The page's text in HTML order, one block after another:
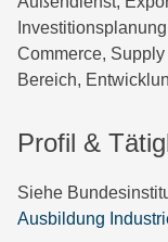
Commerce,
Bereich,
Profil &
Siehe
Ausbildung